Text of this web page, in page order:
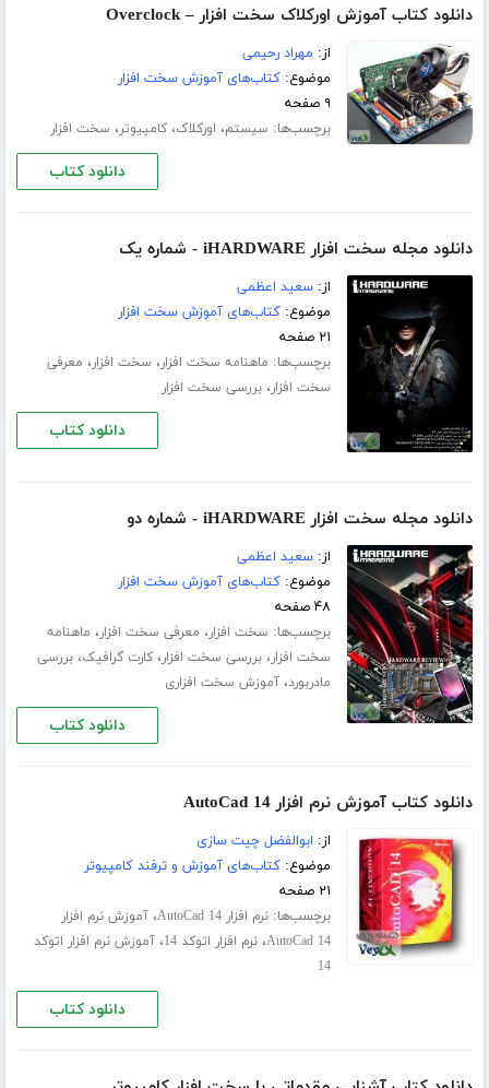
دانلود کتاب آموزش اورکلاک سخت افزار – Overclock
از: مهراد رحیمی
موضوع:کتاب‌های آموزش سخت افزار
۹ صفحه
برچسب‌ها: سیستم، اورکلاک،کامپیوتر، سخت افزار
دانلود کتاب
دانلود مجله سخت افزار iHARDWARE - شماره یک
از:سعید اعظمی
موضوع:کتاب‌های آموزش سخت افزار
۲۱ صفحه
برچسب‌ها: ماهنامه سخت افزار، سخت افزار، معرفی
سخت افزار،بررسی سخت افزار
دانلود کتاب
دانلود مجله سخت افزار iHARDWARE - شماره دو
از:سعید اعظمی
موضوع:کتاب‌های آموزش سخت افزار
۴۸ صفحه
برچسب‌ها: سخت افزار، معرفی سخت افزار، ماهنامه
سخت افزار،بررسی سخت افزار،کارت گرافیک،بررسی
مادربورد،آموزش سخت افزاری
دانلود کتاب
دانلود کتاب آموزش نرم افزار AutoCad 14
از: ابوالفضل چیت سازی
موضوع:کتاب‌های آموزش و ترفند کامپیوتر
۲۱ صفحه
برچسب‌ها:نرم افزار AutoCad 14 ،آموزش نرم افزار
AutoCad 14،نرم افزار اتوکد 14 ،آموزش نرم افزار اتوکد
14
دانلود کتاب